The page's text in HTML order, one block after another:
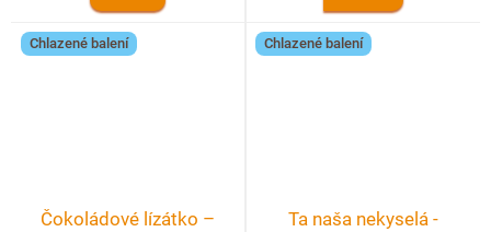
Chlazené balení
Čokoládové lízátko –
Chlazené balení
Ta naša nekyselá -